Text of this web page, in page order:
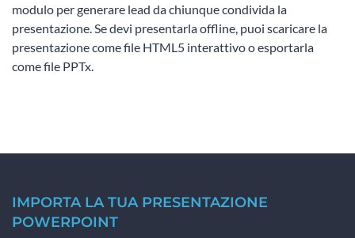
modulo per generare lead da chiunque condivida la
presentazione. Se devi presentarla offline, puoi scaricare la
presentazione come file HTML5 interattivo o esportarla
come file PPTx.
IMPORTA LA TUA PRESENTAZIONE
POWERPOINT